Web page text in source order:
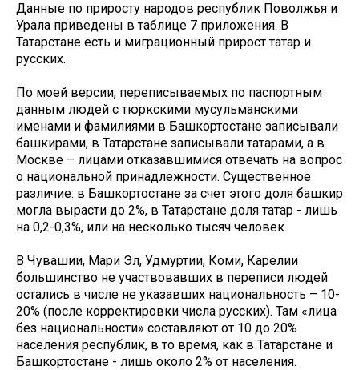
Данные по приросту народов республик Поволжья и
Урала приведены в таблице 7 приложения. В
Татарстане есть и миграционный прирост татар и
русских.
По моей версии, переписываемых по паспортным
данным людей с тюркскими мусульманскими
именами и фамилиями в Башкортостане записывали
башкирами, в Татарстане записывали татарами, а в
Москве – лицами отказавшимися отвечать на вопрос
о национальной принадлежности. Существенное
различие: в Башкортостане за счет этого доля башкир
могла вырасти до 2%, в Татарстане доля татар - лишь
на 0,2-0,3%, или на несколько тысяч человек.
В Чувашии, Мари Эл, Удмуртии, Коми, Карелии
большинство не участвовавших в переписи людей
остались в числе не указавших национальность – 10-
20% (после корректировки числа русских). Там «лица
без национальности» составляют от 10 до 20%
населения республик, в то время, как в Татарстане и
Башкортостане - лишь около 2% от населения.